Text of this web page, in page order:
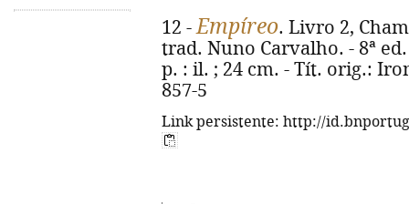
12 -Empíreo. Livro 2,
trad. Nuno Carvalho. - 8ª
p. : il. ; 24 cm. - Tít. orig.:
857-5
Link persistente: http://